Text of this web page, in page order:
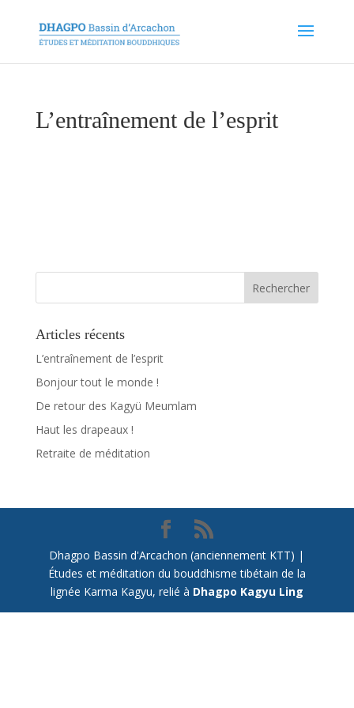
L’entraînement de l’esprit
Articles récents
L’entraînement de l’esprit
Bonjour tout le monde !
De retour des Kagyü Meumlam
Haut les drapeaux !
Retraite de méditation
Dhagpo Bassin d'Arcachon (anciennement KTT) |
Études et méditation du bouddhisme tibétain de la
lignée Karma Kagyu, relié à Dhagpo Kagyu Ling